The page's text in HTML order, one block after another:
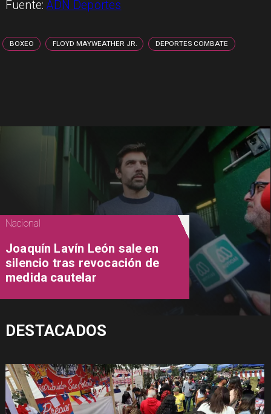
Fuente:ADN Deportes
BOXEO FLOYD MAYWEATHER JR. DEPORTES COMBATE
Nacional
Joaquín Lavín León sale en
silencio tras revocación de
medida cautelar
DESTACADOS